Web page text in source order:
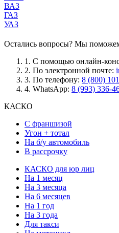
ВАЗ
ГАЗ
УАЗ
Остались вопросы? Мы
1. С помощью онлайн-
2. По электронной почте:
3. По телефону: 8 (800)
4. WhatsApp: 8 (993) 336-
КАСКО
С франшизой
Угон + тотал
На б/у автомобиль
В рассрочку
КАСКО для юр лиц
На 1 месяц
На 3 месяца
На 6 месяцев
На 1 год
На 3 года
Для такси